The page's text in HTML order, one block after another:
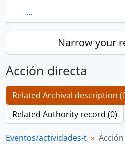
...
Narrow your
Acción directa
Related Archival description
Related Authority record (0)
Eventos/actividades-t